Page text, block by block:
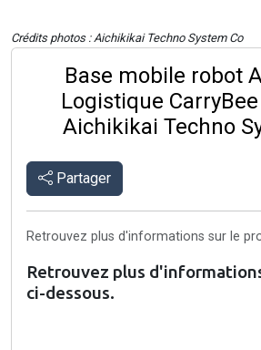
Crédits photos : Aichikikai Techno System Co
Base mobile robot
Logistique
Aichikikai Techno
Partager
Retrouvez plus d'informations sur le
Retrouvez plus
ci-dessous.